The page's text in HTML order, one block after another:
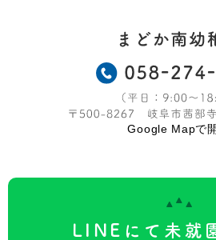
Google Mapで
LINEにて未就